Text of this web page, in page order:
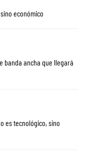
económico
banda ancha que llegará
es tecnológico, sino